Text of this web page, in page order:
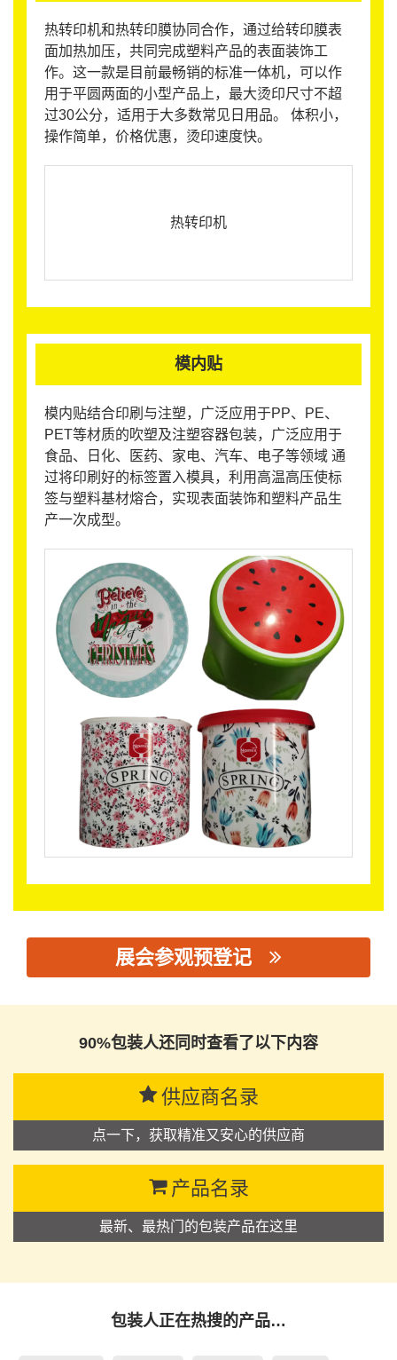
热转印机和热转印膜协同合作，通过给转印膜表
面加热加压，共同完成塑料产品的表面装饰工
作。这一款是目前最畅销的标准一体机，可以作
用于平圆两面的小型产品上，最大烫印尺寸不超
过30公分，适用于大多数常见日用品。 体积小，
操作简单，价格优惠，烫印速度快。
热转印机
模内贴
模内贴结合印刷与注塑，广泛应用于PP、PE、
PET等材质的吹塑及注塑容器包装，广泛应用于
食品、日化、医药、家电、汽车、电子等领域 通
过将印刷好的标签置入模具，利用高温高压使标
签与塑料基材熔合，实现表面装饰和塑料产品生
产一次成型。
展会参观预登记
90%包装人还同时查看了以下内容
供应商名录
点一下，获取精准又安心的供应商
产品名录
最新、最热门的包装产品在这里
包装人正在热搜的产品…